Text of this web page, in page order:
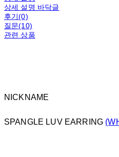
상세 설명 바닥글
후기(0)
질문(10)
관련 상품
NICKNAME
SPANGLE LUV EARRING